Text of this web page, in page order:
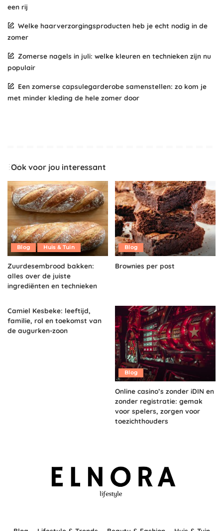
een rij
Welke haarverzorgingsproducten heb je echt nodig in de
zomer
Zomerse nagels in juli: welke kleuren en technieken zijn nu
populair
Een zomerse capsulegarderobe samenstellen: zo kom je
met minder kleding de hele zomer door
Ook voor jou interessant
Blog Huis & Tuin
Zuurdesembrood bakken:
alles over de juiste
ingrediënten en technieken
Blog
Brownies per post
Camiel Kesbeke: leeftijd,
familie, rol en toekomst van
de augurken-zoon
Blog
Online casino’s zonder iDIN en
zonder registratie: gemak
voor spelers, zorgen voor
toezichthouders